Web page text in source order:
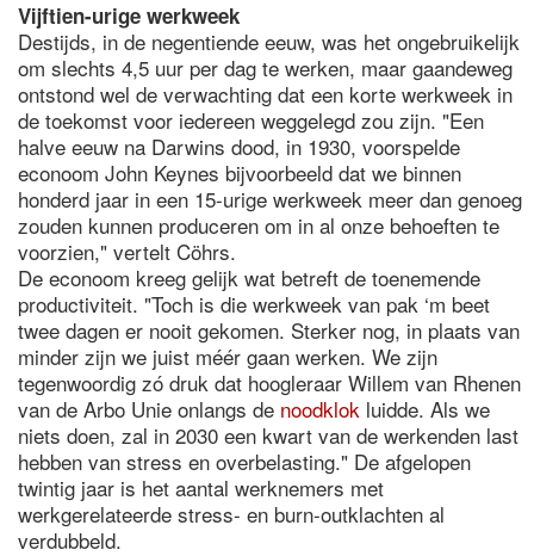
Vijftien-urige werkweek
Destijds, in de negentiende eeuw, was het ongebruikelijk
om slechts 4,5 uur per dag te werken, maar gaandeweg
ontstond wel de verwachting dat een korte werkweek in
de toekomst voor iedereen weggelegd zou zijn. "Een
halve eeuw na Darwins dood, in 1930, voorspelde
econoom John Keynes bijvoorbeeld dat we binnen
honderd jaar in een 15-urige werkweek meer dan genoeg
zouden kunnen produceren om in al onze behoeften te
voorzien," vertelt Cöhrs.
De econoom kreeg gelijk wat betreft de toenemende
productiviteit. "Toch is die werkweek van pak ‘m beet
twee dagen er nooit gekomen. Sterker nog, in plaats van
minder zijn we juist méér gaan werken. We zijn
tegenwoordig zó druk dat hoogleraar Willem van Rhenen
van de Arbo Unie onlangs de noodklok luidde. Als we
niets doen, zal in 2030 een kwart van de werkenden last
hebben van stress en overbelasting." De afgelopen
twintig jaar is het aantal werknemers met
werkgerelateerde stress- en burn-outklachten al
verdubbeld.